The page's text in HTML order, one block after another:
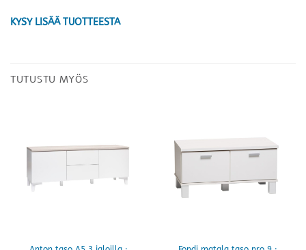
KYSY LISÄÄ TUOTTEESTA
TUTUSTU MYÖS